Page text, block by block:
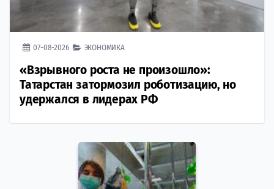
07-08-2026 ЭКОНОМИКА
«Взрывного роста не произошло»:
Татарстан затормозил роботизацию, но
удержался в лидерах РФ